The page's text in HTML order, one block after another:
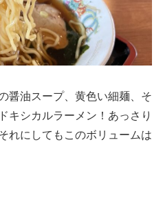
醤油スープ、黄色い細麺、そ
キシカルラーメン！あっさり
れにしてもこのボリュームは